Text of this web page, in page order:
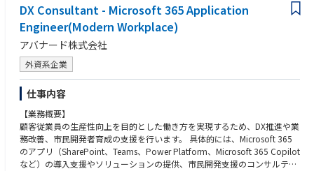
アバナードには、あなたがお持ちの優れた知見を遺憾なく発揮できる環境
だけではなく、先進的な技術を活用した新たな経験やテクノロジーに対す
る強い情熱を満たすことができるトレーニングプログラムなど、プロフェ
ッショナルとしての更なる成長を遂げることができる数多くの機会が存在
します。
アバナードは、インクルージョン＆ダイバーシティ（I&D）の文化の醸成
や社会に貢献しています。豊富な経験を持つ60,000人以上のプロフェッシ
ョナルが世界中におり、相互に協力しながらプロジェクトを遂行するチー
ムワークのカルチャーの中で、継続的に学ぶことができるトレーニングプ
ログラムやキャリアアドバイザー制度を活用しながら、新たなキャリアを
進んでいただくことができます。
資料の作成経験
・テクノロジーやスキル向上のための豊富なグローバルリソースの活用
・全ての社員のキャリアを支援するキャリアアドバイザー制度
・風通しが良く、チームワークで仕事を進められる環境
・プロジェクトの新規獲得、立ち上げ経験
・マイクロソフト認定資格、IPA情報処理技術者等の技術資格
・業務での英語によるコミュニケーション
DX Consultant - Microsoft 365 Application
Engineer(Modern Workplace)
アバナード株式会社
外資系企業
仕事内容
【業務概要】
顧客従業員の生産性向上を目的とした働き方を実現するため、DX推進や業
務改善、市民開発者育成の支援を行います。 具体的には、Microsoft 365
のアプリ（SharePoint、Teams、Power Platform、Microsoft 365 Copilot
など）の導入支援やソリューションの提供、市民開発支援のコンサルティ